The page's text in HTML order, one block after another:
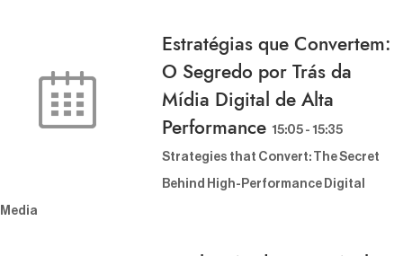
Estratégias que Convertem:
O Segredo por Trás da
Mídia Digital de Alta
Performance 15:05 - 15:35
Strategies that Convert: The Secret B
ehind High-Performance Digital M
edia